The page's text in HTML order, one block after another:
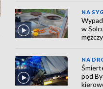
NA
w
NA
pod